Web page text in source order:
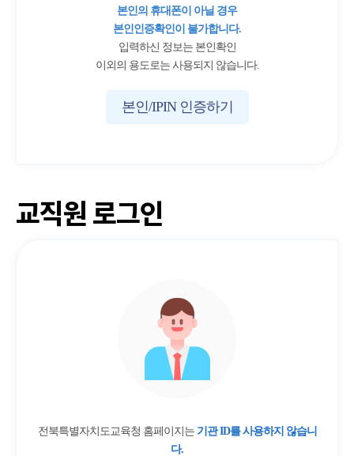
본인의 휴대폰이 아닐 경우
본인인증확인이 불가합니다.
입력하신 정보는 본인확인
이외의 용도로는 사용되지 않습니다.
본인/IPIN 인증하기
교직원 로그인
전북특별자치도교육청 홈페이지는 기관 ID를 사용하지 않습니
다.